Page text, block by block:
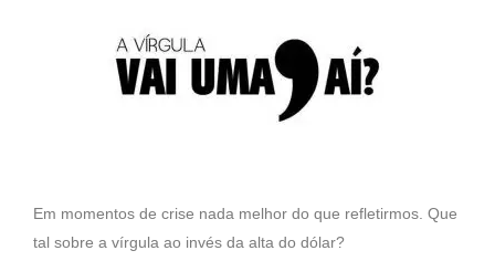
Em momentos de crise nada melhor do que refletirmos. Que
tal sobre a vírgula ao invés da alta do dólar?